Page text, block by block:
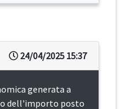
24/04/2025 15:37
generata a
dell'importo posto